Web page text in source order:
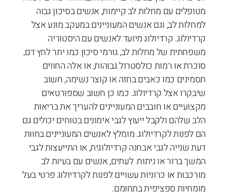
מטופלים עם מחלות לב קיימות, אנשים בסיכון גבוה
למחלות לב, וגם אנשים המעוניינים במעקב מונע אצל
קרדיולוג. קרדיולוג מיועד לאנשים עם היסטוריה
משפחתית של מחלות לב, גורמי סיכון כמו יתר לחץ דם,
סוכרת או רמות כולסטרול גבוהות, או אלה החווים
תסמינים כמו כאבים בחזה או קוצר נשימה, חשוב
שיבקרו אצל קרדיולוג. כמו כן חשוב שספורטאים
מקצועיים או חובבים המעוניינים להעריך את בריאות
הלב שלהם ולקבל ייעוץ לגבי אימונים בטוחים יכולים גם
הם לפנות לקרדיולוג. מומלץ לאנשים המעוניינים בחוות
דעת שנייה לגבי אבחנה קרדיולוגית, או התייעצות לגבי
המשך ברור או ניתוח. לעתים, אנשים עם בעיות לב
מורכבות או כרוניות עשויים לפנות לקרדיולוג פרטי בעל
מומחיות ספציפית בתחומם.